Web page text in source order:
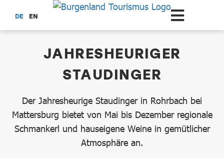
Zum Hauptinhalt springen
DE EN
JAHRESHEURIGER
STAUDINGER
Der Jahresheurige Staudinger in Rohrbach bei
Mattersburg bietet von Mai bis Dezember regionale
Schmankerl und hauseigene Weine in gemütlicher
Atmosphäre an.